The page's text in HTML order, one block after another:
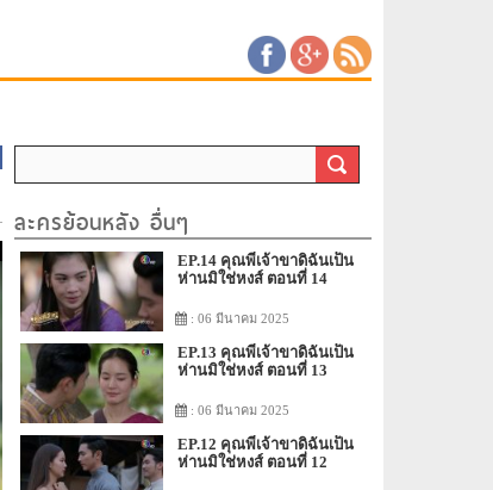
ละครย้อนหลัง อื่นๆ
EP.14 คุณพี่เจ้าขาดิฉันเป็น
ห่านมิใช่หงส์ ตอนที่ 14
: 06 มีนาคม 2025
EP.13 คุณพี่เจ้าขาดิฉันเป็น
ห่านมิใช่หงส์ ตอนที่ 13
: 06 มีนาคม 2025
EP.12 คุณพี่เจ้าขาดิฉันเป็น
ห่านมิใช่หงส์ ตอนที่ 12